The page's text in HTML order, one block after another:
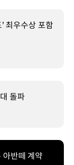
최우수상 포함
돌파
반떼 계약